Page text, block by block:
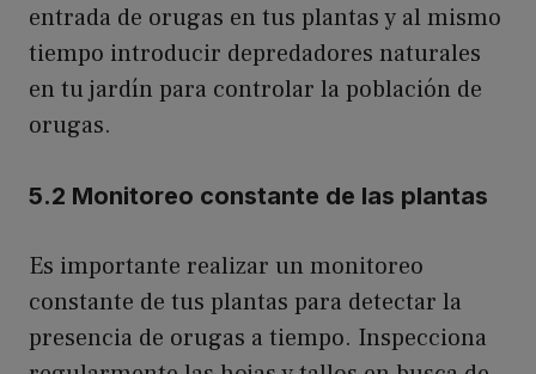
entrada de orugas en tus plantas y al mismo
tiempo introducir depredadores naturales
en tu jardín para controlar la población de
orugas.
5.2 Monitoreo constante de las plantas
Es importante realizar un monitoreo
constante de tus plantas para detectar la
presencia de orugas a tiempo. Inspecciona